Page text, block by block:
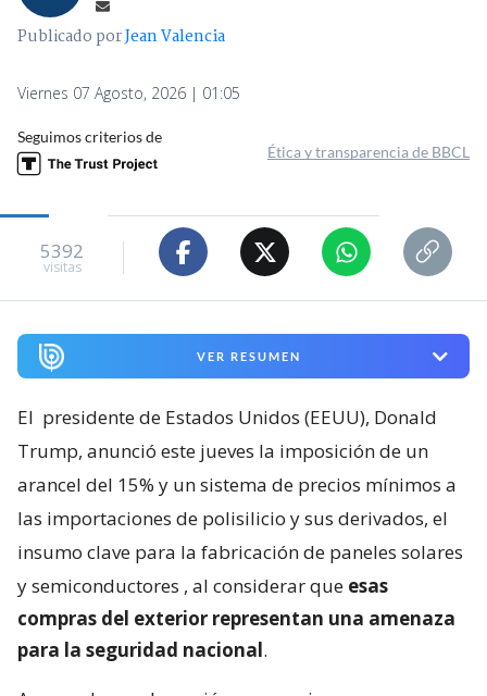
Publicado porJean Valencia
Viernes 07 Agosto, 2026 | 01:05
Seguimos criterios de
Ética y transparencia de BBCL
5392
visitas
VER RESUMEN
El presidente de Estados Unidos (EEUU), Donald
Trump, anunció este jueves la imposición de un
arancel del 15% y un sistema de precios mínimos a
las importaciones de polisilicio y sus derivados, el
insumo clave para la fabricación de paneles solares
y semiconductores , al considerar que esas
compras del exterior representan una amenaza
para la seguridad nacional.